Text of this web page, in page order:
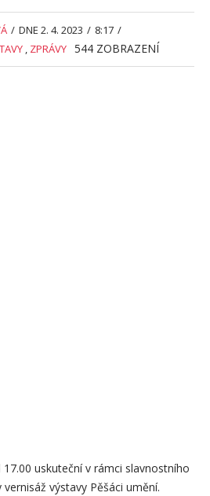
/ DNE 2. 4. 2023 / 8:17 /
, ZPRÁVY 544 ZOBRAZENÍ
uskuteční v rámci slavnostního
výstavy Pěšáci umění.